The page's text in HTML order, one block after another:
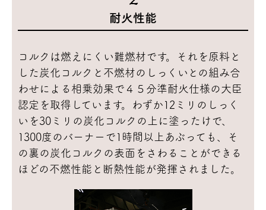
耐火性能
コルクは燃えにくい難燃材です。それを原料と
した炭化コルクと不燃材のしっくいとの組み合
わせによる相乗効果で４５分準耐火仕様の大臣
認定を取得しています。わずか12ミリのしっく
いを30ミリの炭化コルクの上に塗ったけで、
1300度のバーナーで1時間以上あぶっても、そ
の裏の炭化コルクの表面をさわることができる
ほどの不燃性能と断熱性能が発揮されました。